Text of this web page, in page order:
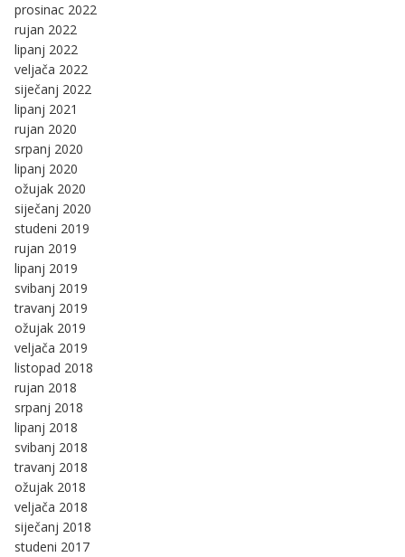
prosinac 2022
rujan 2022
lipanj 2022
veljača 2022
siječanj 2022
lipanj 2021
rujan 2020
srpanj 2020
lipanj 2020
ožujak 2020
siječanj 2020
studeni 2019
rujan 2019
lipanj 2019
svibanj 2019
travanj 2019
ožujak 2019
veljača 2019
listopad 2018
rujan 2018
srpanj 2018
lipanj 2018
svibanj 2018
travanj 2018
ožujak 2018
veljača 2018
siječanj 2018
studeni 2017